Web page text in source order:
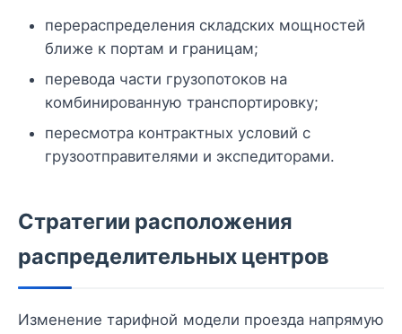
перераспределения складских мощностей
ближе к портам и границам;
перевода части грузопотоков на
комбинированную транспортировку;
пересмотра контрактных условий с
грузоотправителями и экспедиторами.
Стратегии расположения
распределительных центров
Изменение тарифной модели проезда напрямую